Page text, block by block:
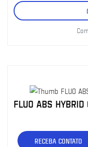
FLUO ABS HYBRID
RECEBA CONTATO